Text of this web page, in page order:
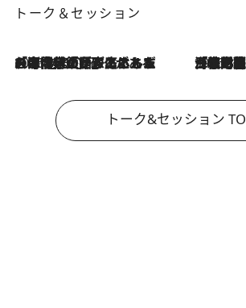
トーク＆セッション
2026.8.3
「今後値上げがあるとすれば…」「リスクがあるのは今年の冬」エネルギー専門家が語る、ホルムズ海峡封鎖が家庭にもたらす“ある心配” 2026.8.3
「住宅建てられない…」「サーチャージ料の高値が続いている」ホルムズ海峡封
トーク&セッション